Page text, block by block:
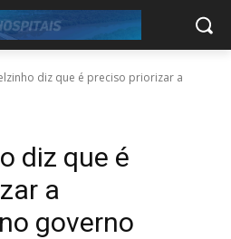
diz que é preciso priorizar a
diz que é
a
governo